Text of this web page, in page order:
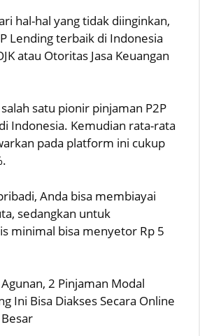
hal-hal yang tidak diinginkan,
Lending terbaik di Indonesia
atau Otoritas Jasa Keuangan
satu pionir pinjaman P2P
Indonesia. Kemudian rata-rata
pada platform ini cukup
Anda bisa membiayai
sedangkan untuk
minimal bisa menyetor Rp 5
Agunan, 2 Pinjaman Modal
Ini Bisa Diakses Secara Online